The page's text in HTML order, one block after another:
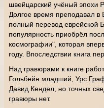
швейцарский учёный эпохи
Долгое время преподавал
полный перевод еврейской
популярность приобрёл
космографии", которая
году. Впоследствии книга
Над гравюрами к книге
Гольбейн младший, Урс
Давид Кендел, но точных
гравюры нет.